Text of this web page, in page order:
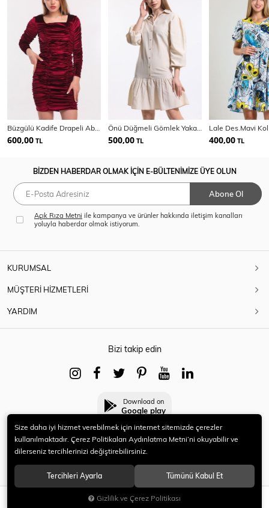
SEPETE EKLE
600,00 TL 500,00 TL 400,00 TL
BİZDEN HABERDAR OLMAK İÇİN E-BÜLTENİMİZE ÜYE OLUN
Abone Ol
Açık Rıza Metni ile kampanya ve ürünler hakkında iletişim kanalları
yoluyla haberdar olmak istiyorum.
KURUMSAL
MÜŞTERİ HİZMETLERİ
YARDIM
Bizi takip edin
Download on
Google play
© 2021 HERYENİ. Tüm hakları saklıdır.
Size daha iyi hizmet verebilmek için internet sitemizde çerezler
kullanılmaktadır. Çerez Politikaları Aydınlatma Metni’ni okuyabilir ve
dilerseniz tercihlerinizi değiştirebilirsiniz.
Tercihleri Ayarla Tümünü Kabul Et
Gizlilik ve Çerez Politikası